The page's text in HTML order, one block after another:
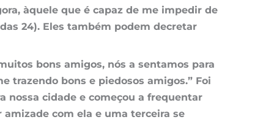
àquele que é capaz de me impedir de
24). Eles também podem decretar
bons amigos, nós a sentamos para
trazendo bons e piedosos amigos.” Foi
nossa cidade e começou a frequentar
com ela e uma terceira se